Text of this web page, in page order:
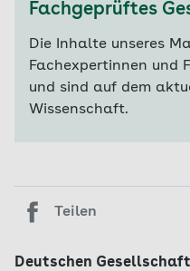
Fachgeprüftes
Die Inhalte unseres
Fachexpertinnen und
und sind auf dem
Wissenschaft.
Teilen
Deutschen